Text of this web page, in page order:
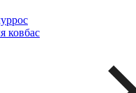
ковбас